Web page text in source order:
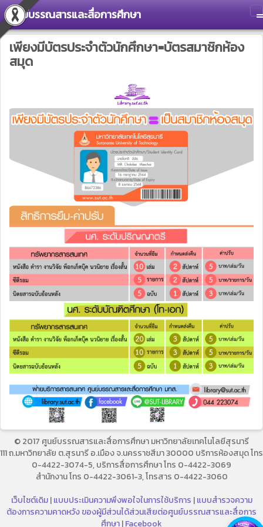
ศูนย์บรรณสารและสื่อการศึกษา
เพียงมีบัตรประจำตัวนักศึกษา=บัตรสมาชิกห้อง
สมุด
© 2017 ศูนย์บรรณสารและสื่อการศึกษา มหาวิทยาลัยเทคโนโลยีสุรนารี
111 ถ.มหาวิทยาลัย ต.สุรนารี อ.เมือง จ.นครราชสีมา 30000 บริการห้องสมุด โทร
0-4422-3074-5, บริการสื่อการศึกษา โทร 0-4422-3069
สำนักงาน โทร 0-4422-3061-3, โทรสาร 0-4422-3060
เว็บไซต์เดิม|แบบประเมินความพึงพอใจในการใช้บริการ |แบบสำรวจความ
ต้องการความคาดหวัง ของผู้มีส่วนได้ส่วนเสียต่อศูนย์บรรณสารและสื่อการ
ศึกษา|Facebook